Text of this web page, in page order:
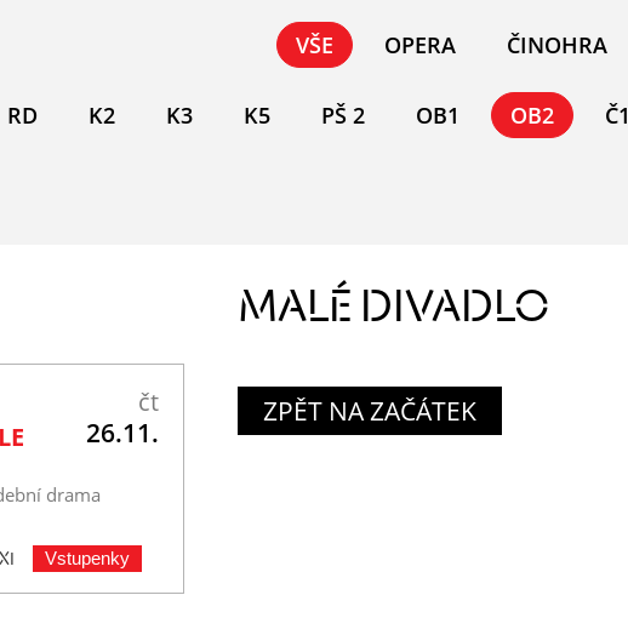
VŠE OPERA ČINOHRA
RD K2 K3 K5 PŠ 2 OB1 OB2 Č1
čt
26.11.
drama
Vstupenky
MALÉ DIVADLO
ZPĚT NA ZAČÁTEK